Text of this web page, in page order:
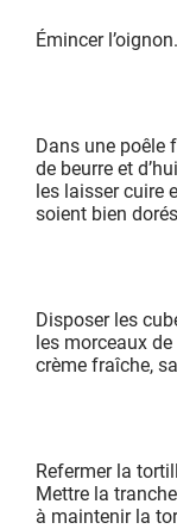
Émincer l’oignon.
Dans une poêle
de beurre et
les laisser cuire
soient bien
Disposer les
les morceaux
crème fraîche,
Refermer la
Mettre la
à maintenir la